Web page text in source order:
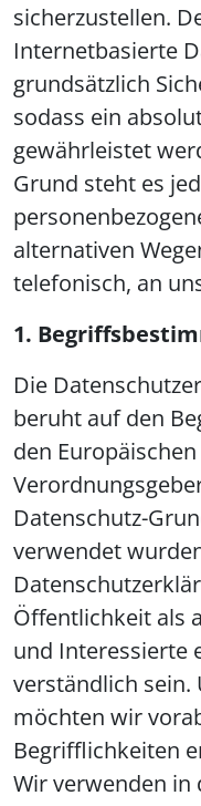
sicherzustellen.
Internetbasierte
grundsätzlich
sodass ein
gewährleistet
Grund steht es
alternativen
telefonisch, an
1.
Die
beruht auf den
den
Datenschutz-
verwendet
Öffentlichkeit als
und Interessierte
verständlich sein.
möchten wir
Begrifflichkeiten
Wir verwenden in